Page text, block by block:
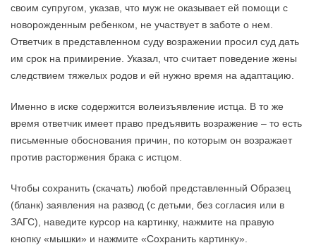
своим супругом, указав, что муж не оказывает ей помощи с
новорожденным ребенком, не участвует в заботе о нем.
Ответчик в представленном суду возражении просил суд дать
им срок на примирение. Указал, что считает поведение жены
следствием тяжелых родов и ей нужно время на адаптацию.
Именно в иске содержится волеизъявление истца. В то же
время ответчик имеет право предъявить возражение – то есть
письменные обоснования причин, по которым он возражает
против расторжения брака с истцом.
Чтобы сохранить (скачать) любой представленный Образец
(бланк) заявления на развод (с детьми, без согласия или в
ЗАГС), наведите курсор на картинку, нажмите на правую
кнопку «мышки» и нажмите «Сохранить картинку».